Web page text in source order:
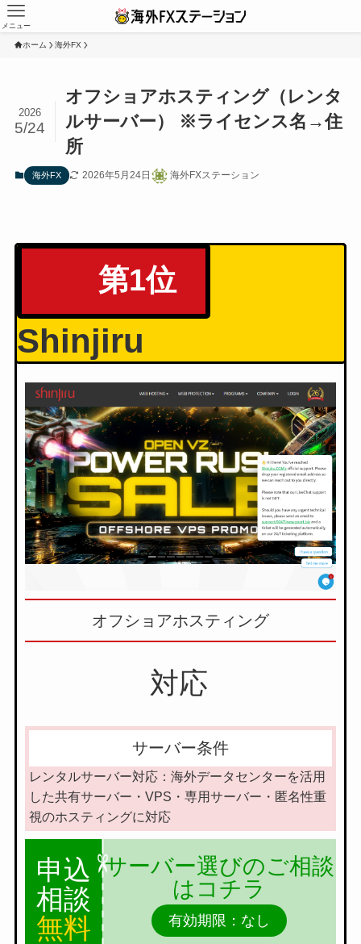
メニュー
ホーム 海外FX
オフショアホスティング（レンタ
ルサーバー） ※ライセンス名→住
所
2026
5/24
海外FX 2026年5月24日 海外FXステーション
第1位
Shinjiru
オフショアホスティング
対応
サーバー条件
レンタルサーバー対応：海外データセンターを活用
した共有サーバー・VPS・専用サーバー・匿名性重
視のホスティングに対応
申込
相談
無料
サーバー選びのご相談
はコチラ
有効期限：なし